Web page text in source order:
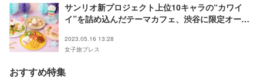
サンリオ新プロジェクト上位10キャラの“カワイ
イ”を詰め込んだテーマカフェ、渋谷に限定オープ
2023.05.16 13:28
女子旅プレス
おすすめ特集